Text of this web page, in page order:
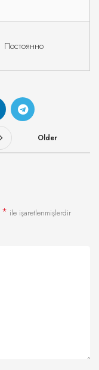
Постоянно
Older
* ile işaretlenmişlerdir